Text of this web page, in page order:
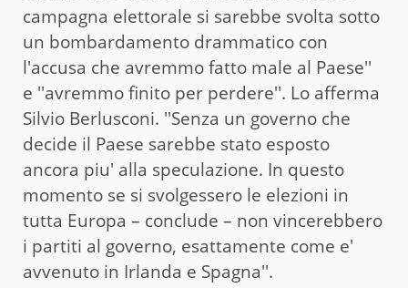
campagna elettorale si sarebbe svolta sotto
un bombardamento drammatico con
l'accusa che avremmo fatto male al Paese''
e ''avremmo finito per perdere''. Lo afferma
Silvio Berlusconi. ''Senza un governo che
decide il Paese sarebbe stato esposto
ancora piu' alla speculazione. In questo
momento se si svolgessero le elezioni in
tutta Europa – conclude – non vincerebbero
i partiti al governo, esattamente come e'
avvenuto in Irlanda e Spagna''.